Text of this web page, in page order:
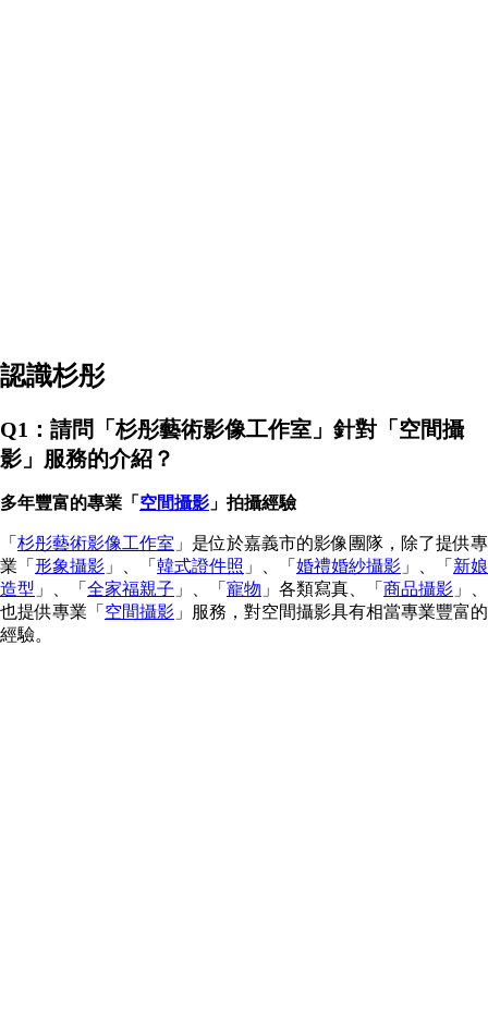
認識杉彤
Q1：請問「杉彤藝術影像工作室」針對「空間攝
影」服務的介紹？
多年豐富的專業「 空間攝影 」拍攝經驗
「 杉彤藝術影像工作室 」是位於嘉義市的影像團隊，除了提供專
業「 形象攝影 」、「 韓式證件照 」、「 婚禮婚紗攝影 」、「 新娘
造型 」、「 全家福親子 」、「 寵物 」各類寫真、「 商品攝影 」、
也提供專業「 空間攝影 」服務，對空間攝影具有相當專業豐富的
經驗。